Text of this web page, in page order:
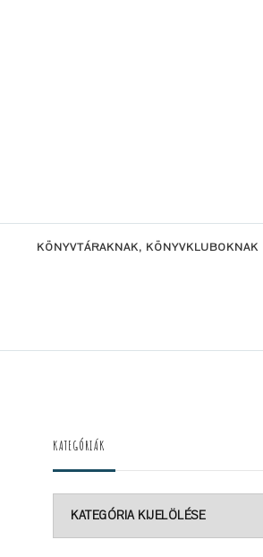
KÖNYVTÁRAKNAK, KÖNYVKLUBOKNAK
KATEGÓRIÁK
Kategóriák